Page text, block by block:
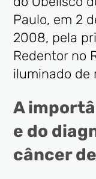
Paulo, em 2
2008, pela
Redentor no
iluminado de
A
e do
câncer